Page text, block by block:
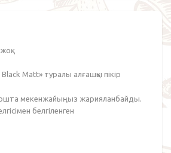
Matt» туралы алғашқы пікір
мекенжайыңыз жарияланбайды.
белгіленген